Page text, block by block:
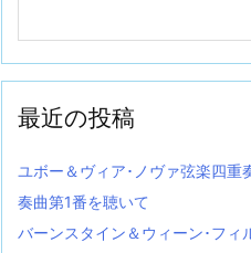
最近の投稿
ユボー＆ヴィア･ノヴァ弦楽四
奏曲第1番を聴いて
バーンスタイン＆ウィーン･フィ